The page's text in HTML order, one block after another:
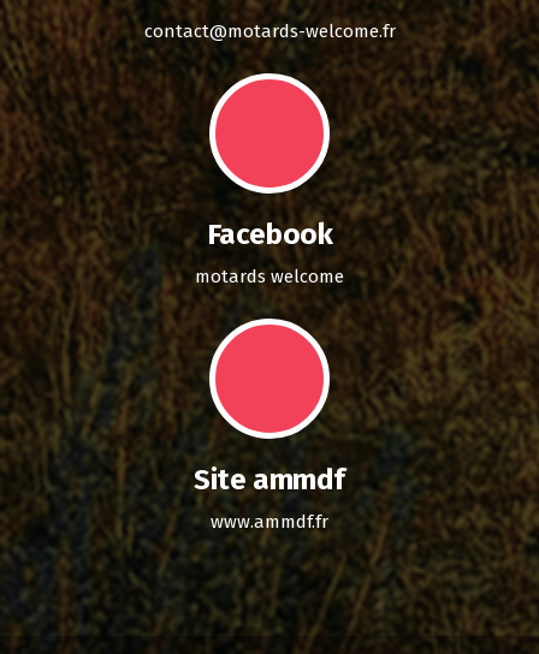
contact@motards-welcome.fr
Facebook
motards welcome
Site ammdf
www.ammdf.fr